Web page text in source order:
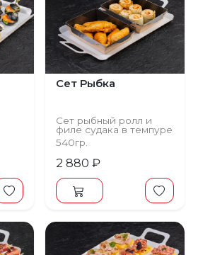
Сет Рыбка
Сет рыбный ролл и
филе судака в темпуре
540гр.
2 880 ₽